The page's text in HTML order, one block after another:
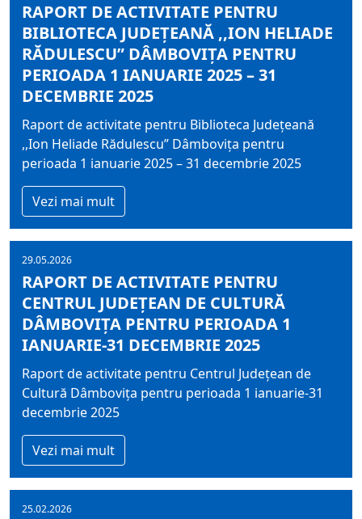
RAPORT DE ACTIVITATE PENTRU
BIBLIOTECA JUDEȚEANĂ ,,ION HELIADE
RĂDULESCU” DÂMBOVIȚA PENTRU
PERIOADA 1 IANUARIE 2025 – 31
DECEMBRIE 2025
Raport de activitate pentru Biblioteca Județeană
,,Ion Heliade Rădulescu” Dâmbovița pentru
perioada 1 ianuarie 2025 – 31 decembrie 2025
Vezi mai mult
29.05.2026
RAPORT DE ACTIVITATE PENTRU
CENTRUL JUDEȚEAN DE CULTURĂ
DÂMBOVIŢA PENTRU PERIOADA 1
IANUARIE-31 DECEMBRIE 2025
Raport de activitate pentru Centrul Județean de
Cultură Dâmboviţa pentru perioada 1 ianuarie-31
decembrie 2025
Vezi mai mult
25.02.2026